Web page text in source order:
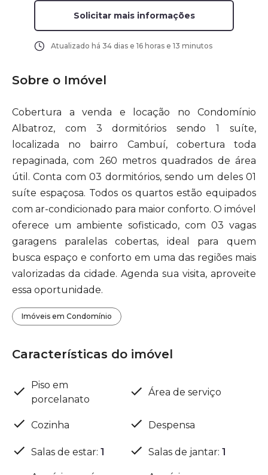
Solicitar mais informações
Atualizado há 34 dias e 16 horas e 13 minutos
Sobre o Imóvel
Cobertura a venda e locação no Condomínio
Albatroz, com 3 dormitórios sendo 1 suíte,
localizada no bairro Cambuí, cobertura toda
repaginada, com 260 metros quadrados de área
útil. Conta com 03 dormitórios, sendo um deles 01
suíte espaçosa. Todos os quartos estão equipados
com ar-condicionado para maior conforto. O imóvel
oferece um ambiente sofisticado, com 03 vagas
garagens paralelas cobertas, ideal para quem
busca espaço e conforto em uma das regiões mais
valorizadas da cidade. Agenda sua visita, aproveite
essa oportunidade.
Imóveis em Condomínio
Características do imóvel
Piso em
porcelanato
Área de serviço
Cozinha Despensa
Salas de estar: 1 Salas de jantar: 1